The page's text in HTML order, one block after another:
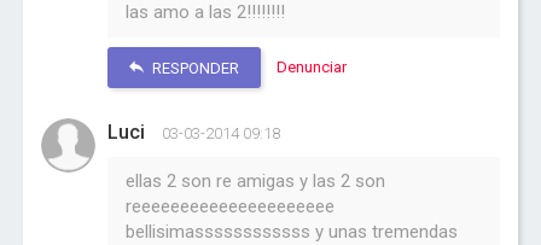
las amo a las 2!!!!!!!!
RESPONDER Denunciar
Luci 03-03-2014 09:18
ellas 2 son re amigas y las 2 son
reeeeeeeeeeeeeeeeeeeee
bellisimassssssssssss y unas tremendas